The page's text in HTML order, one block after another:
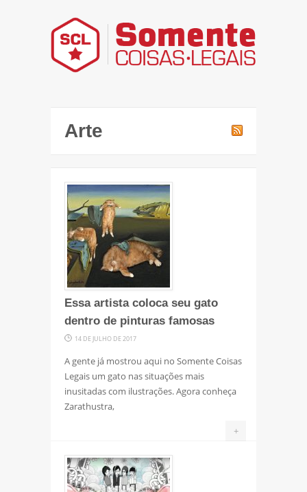
Arte
Essa artista coloca seu gato
dentro de pinturas famosas
14 DE JULHO DE 2017
A gente já mostrou aqui no Somente Coisas
Legais um gato nas situações mais
inusitadas com ilustrações. Agora conheça
Zarathustra,
+